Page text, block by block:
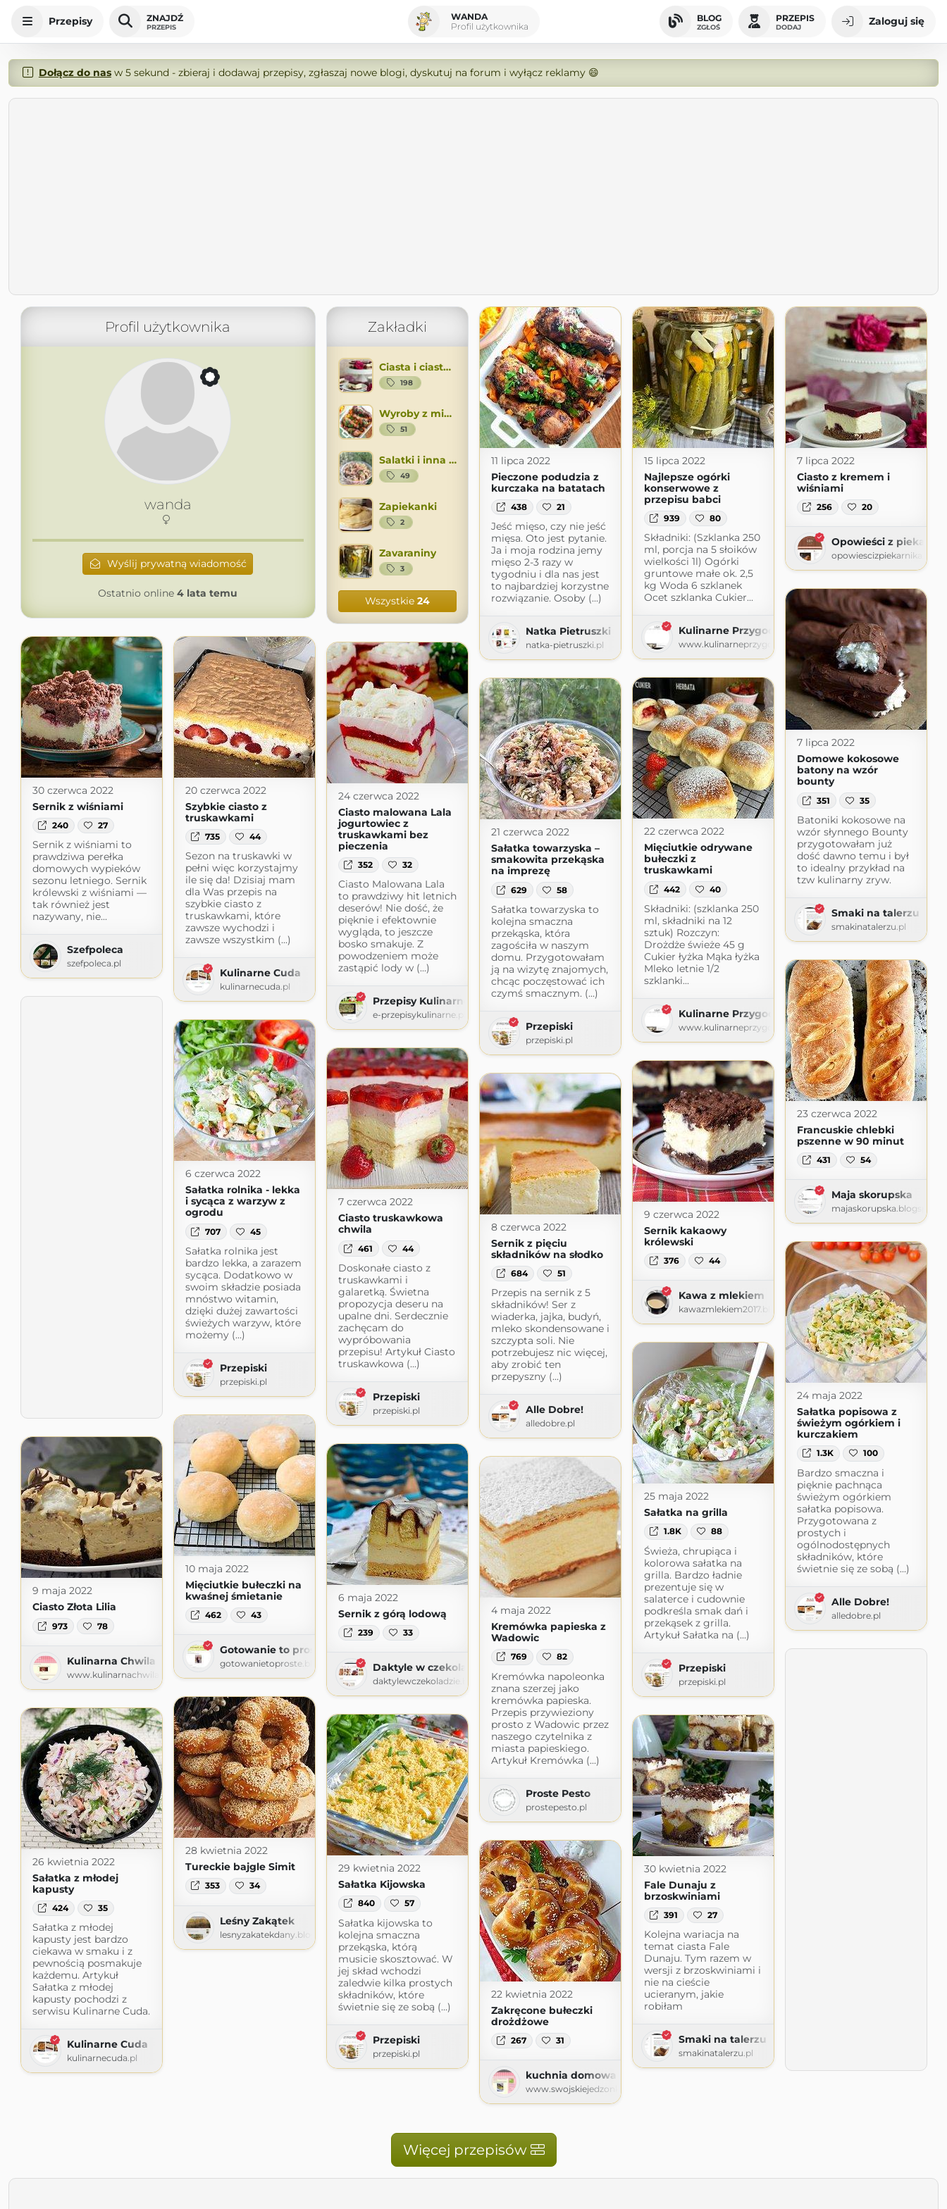
Przepisy ZNAJDŹ
PRZEPIS
WANDA
Profil użytkownika
BLOG
ZGŁOŚ
PRZEPIS
DODAJ Zaloguj się
Dołącz do nasw 5 sekund - zbieraj i dodawaj przepisy, zgłaszaj nowe blogi, dyskutuj na forum i wyłącz reklamy 😄
Profil użytkownika
wanda
Wyślij prywatną wiadomość
Ostatnio online 4 lata temu
Zakładki
Ciasta i ciasteczka
198
Wyroby z miesa
51
Salatki i inna wloszczyzna
49
Zapiekanki
2
Zavaraniny
3
Wszystkie 24
11 lipca 2022
Pieczone podudzia z
kurczaka na batatach
438 21
Jeść mięso, czy nie jeść
mięsa. Oto jest pytanie.
Ja i moja rodzina jemy
mięso 2-3 razy w
tygodniu i dla nas jest
to najbardziej korzystne
rozwiązanie. Osoby (...)
Natka Pietruszki
natka-pietruszki.pl
15 lipca 2022
Najlepsze ogórki
konserwowe z
przepisu babci
939 80
Składniki: (Szklanka 250
ml, porcja na 5 słoików
wielkości 1l) Ogórki
gruntowe małe ok. 2,5
kg Woda 6 szklanek
Ocet szklanka Cukier...
Kulinarne Przygody
www.kulinarneprzygody.com
7 lipca 2022
Ciasto z kremem i
wiśniami
256 20
Opowieści z
7 lipca 2022
Domowe kokosowe
batony na wzór
bounty
351 35
Batoniki kokosowe na
wzór słynnego Bounty
przygotowałam już
dość dawno temu i był
to idealny przykład na
tzw kulinarny zryw.
Smaki na talerzu
smakinatalerzu.pl
30 czerwca 2022
Sernik z wiśniami
240 27
Sernik z wiśniami to
prawdziwa perełka
domowych wypieków
sezonu letniego. Sernik
królewski z wiśniami —
tak również jest
nazywany, nie...
Szefpoleca
szefpoleca.pl
20 czerwca 2022
Szybkie ciasto z
truskawkami
735 44
Sezon na truskawki w
pełni więc korzystajmy
ile się da! Dzisiaj mam
dla Was przepis na
szybkie ciasto z
truskawkami, które
zawsze wychodzi i
zawsze wszystkim (...)
Kulinarne Cuda
kulinarnecuda.pl
24 czerwca 2022
Ciasto malowana Lala
jogurtowiec z
truskawkami bez
pieczenia
352 32
Ciasto Malowana Lala
to prawdziwy hit letnich
deserów! Nie dość, że
pięknie i efektownie
wygląda, to jeszcze
bosko smakuje. Z
powodzeniem może
zastąpić lody w (...)
Przepisy Kulinarne
e-przepisykulinarne.pl
22 czerwca 2022
Mięciutkie odrywane
bułeczki z
truskawkami
442 40
Składniki: (szklanka 250
ml, składniki na 12
sztuk) Rozczyn:
Drożdże świeże 45 g
Cukier łyżka Mąka łyżka
Mleko letnie 1/2
szklanki...
Kulinarne Przygody
www.kulinarneprzygody.com
21 czerwca 2022
Sałatka towarzyska –
smakowita przekąska
na imprezę
629 58
Sałatka towarzyska to
kolejna smaczna
przekąska, która
zagościła w naszym
domu. Przygotowałam
ją na wizytę znajomych,
chcąc poczęstować ich
czymś smacznym. (...)
Przepiski
przepiski.pl
23 czerwca 2022
Francuskie chlebki
pszenne w 90 minut
431 54
Maja skorupska
6 czerwca 2022
Sałatka rolnika - lekka
i sycąca z warzyw z
ogrodu
707 45
Sałatka rolnika jest
bardzo lekka, a zarazem
sycąca. Dodatkowo w
swoim składzie posiada
mnóstwo witamin,
dzięki dużej zawartości
świeżych warzyw, które
możemy (...)
Przepiski
przepiski.pl
7 czerwca 2022
Ciasto truskawkowa
chwila
461 44
Doskonałe ciasto z
truskawkami i
galaretką. Świetna
propozycja deseru na
upalne dni. Serdecznie
zachęcam do
wypróbowania
przepisu! Artykuł Ciasto
truskawkowa (...)
Przepiski
przepiski.pl
9 czerwca 2022
Sernik kakaowy
królewski
376 44
Kawa z mlekiem
kawazmlekiem2017.blogspot.com
8 czerwca 2022
Sernik z pięciu
składników na słodko
684 51
Przepis na sernik z 5
składników! Ser z
wiaderka, jajka, budyń,
mleko skondensowane i
szczypta soli. Nie
potrzebujesz nic więcej,
aby zrobić ten
przepyszny (...)
Alle Dobre!
alledobre.pl
24 maja 2022
Sałatka popisowa z
świeżym ogórkiem i
kurczakiem
1.3K 100
Bardzo smaczna i
pięknie pachnąca
świeżym ogórkiem
sałatka popisowa.
Przygotowana z
prostych i
ogólnodostępnych
składników, które
świetnie się ze sobą (...)
Alle Dobre!
alledobre.pl
25 maja 2022
Sałatka na grilla
1.8K 88
Świeża, chrupiąca i
kolorowa sałatka na
grilla. Bardzo ładnie
prezentuje się w
salaterce i cudownie
podkreśla smak dań i
przekąsek z grilla.
Artykuł Sałatka na (...)
Przepiski
przepiski.pl
10 maja 2022
Mięciutkie bułeczki na
kwaśnej śmietanie
462 43
Gotowanie to proste!
gotowanietoproste.blogspot.com
9 maja 2022
Ciasto Złota Lilia
973 78
Kulinarna Chwila
www.kulinarnachwila.com
6 maja 2022
Sernik z górą lodową
239 33
Daktyle w czekoladzie
daktylewczekoladzie.blogspot.com
4 maja 2022
Kremówka papieska z
Wadowic
769 82
Kremówka napoleonka
znana szerzej jako
kremówka papieska.
Przepis przywieziony
prosto z Wadowic przez
naszego czytelnika z
miasta papieskiego.
Artykuł Kremówka (...)
Proste Pesto
prostepesto.pl
28 kwietnia 2022
Tureckie bajgle Simit
353 34
Leśny Zakątek
lesnyzakatekdany.blogspot.com
26 kwietnia 2022
Sałatka z młodej
kapusty
424 35
Sałatka z młodej
kapusty jest bardzo
ciekawa w smaku i z
pewnością posmakuje
każdemu. Artykuł
Sałatka z młodej
kapusty pochodzi z
serwisu Kulinarne Cuda.
Kulinarne Cuda
kulinarnecuda.pl
29 kwietnia 2022
Sałatka Kijowska
840 57
Sałatka kijowska to
kolejna smaczna
przekąska, którą
musicie skosztować. W
jej skład wchodzi
zaledwie kilka prostych
składników, które
świetnie się ze sobą (...)
Przepiski
przepiski.pl
30 kwietnia 2022
Fale Dunaju z
brzoskwiniami
391 27
Kolejna wariacja na
temat ciasta Fale
Dunaju. Tym razem w
wersji z brzoskwiniami i
nie na cieście
ucieranym, jakie
robiłam
Smaki na talerzu
smakinatalerzu.pl
22 kwietnia 2022
Zakręcone bułeczki
drożdżowe
267 31
kuchnia domowa Agi - blog kulinarny
www.swojskiejedzonko72.com.pl
Więcej przepisów